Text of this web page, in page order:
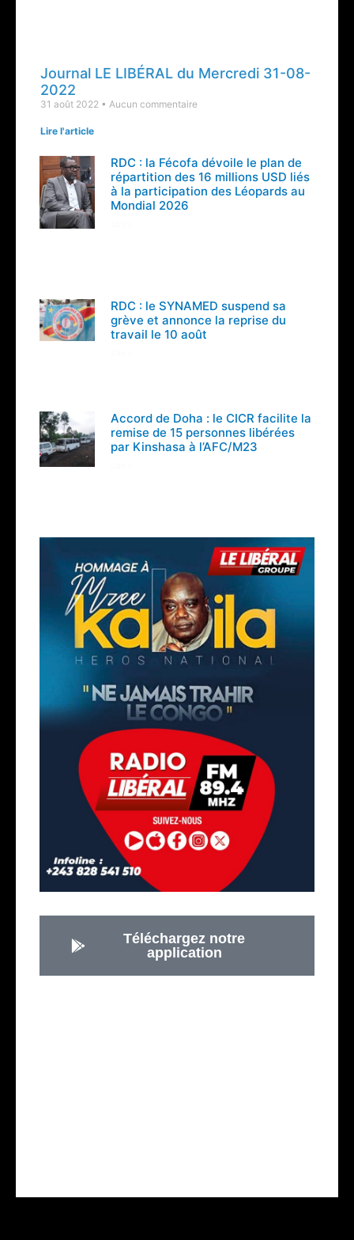
Journal LE LIBÉRAL du Mercredi 31-08-
2022
31 août 2022 Aucun commentaire
Lire l'article
RDC : la Fécofa dévoile le plan de
répartition des 16 millions USD liés
à la participation des Léopards au
Mondial 2026
RDC : le SYNAMED suspend sa
grève et annonce la reprise du
travail le 10 août
Accord de Doha : le CICR facilite la
remise de 15 personnes libérées
par Kinshasa à l’AFC/M23
Téléchargez notre
application